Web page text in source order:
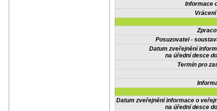
Informace
Posuzovatel -
Datum zveřejnění
na úřední desce
Termín pro
Datum zveřejnění informace o
na úřední desce